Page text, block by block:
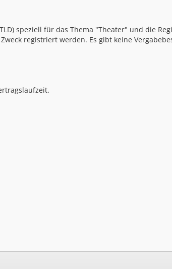
speziell für das Thema "Theater" und die
registriert werden. Es gibt keine